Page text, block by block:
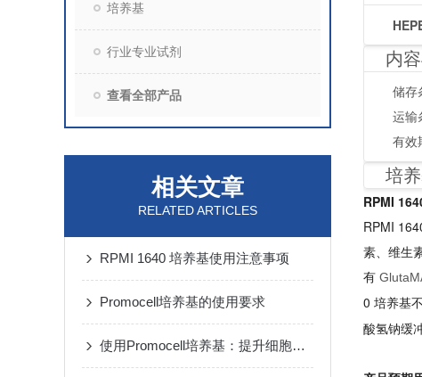
培养基
行业专业试剂
查看全部产品
相关文章
RELATED ARTICLES
RPMI 1640 培养基使用注意事项
Promocell培养基的使用要求
使用Promocell培养基：提升细胞活力的秘诀
内
储存
运输
有效
培
RPMI
RPMI
素、维生
有
0 培养基
酸氢钠缓